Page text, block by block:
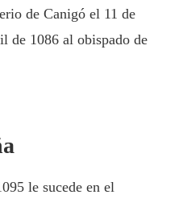
de Canigó el 11 de
de 1086 al obispado de
le sucede en el